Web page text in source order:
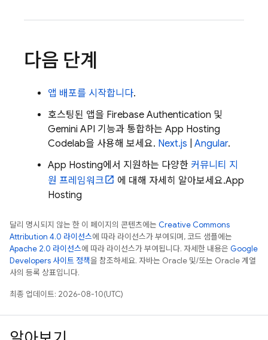
다음 단계
앱 배포를 시작합니다.
호스팅된 앱을 Firebase Authentication 및
Gemini API 기능과 통합하는 App Hosting
Codelab을 사용해 보세요. Next.js Angular.
App Hosting에서 지원하는 다양한 커뮤니티 지
원 프레임워크
에 대해 자세히 알아보세요.App
Hosting
달리 명시되지 않는 한 이 페이지의 콘텐츠에는 Creative Commons
Attribution 4.0 라이선스에 따라 라이선스가 부여되며, 코드 샘플에는
Apache 2.0 라이선스에 따라 라이선스가 부여됩니다. 자세한 내용은 Google
Developers 사이트 정책을 참조하세요. 자바는 Oracle 및/또는 Oracle 계열
사의 등록 상표입니다.
최종 업데이트: 2026-08-10(UTC)